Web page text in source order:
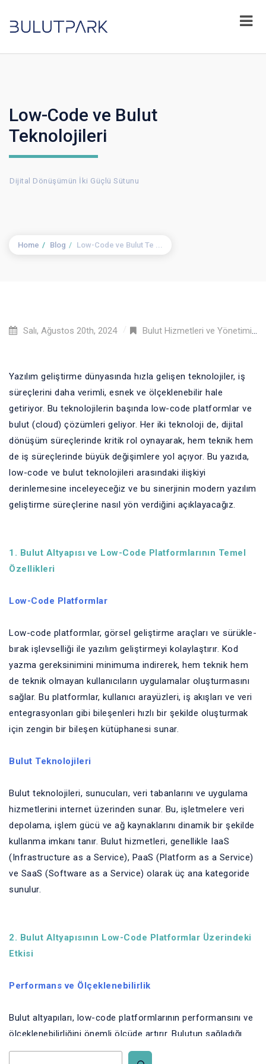
Low-Code ve Bulut
Teknolojileri
Dijital Dönüşümün İki Güçlü Sütunu
Home Blog Low-Code ve Bulut Te ...
Salı, Ağustos 20th, 2024 Bulut Hizmetleri ve Yönetimi,
Yazılım geliştirme dünyasında hızla gelişen teknolojiler, iş
süreçlerini daha verimli, esnek ve ölçeklenebilir hale
getiriyor. Bu teknolojilerin başında low-code platformlar ve
bulut (cloud) çözümleri geliyor. Her iki teknoloji de, dijital
dönüşüm süreçlerinde kritik rol oynayarak, hem teknik hem
de iş süreçlerinde büyük değişimlere yol açıyor. Bu yazıda,
low-code ve bulut teknolojileri arasındaki ilişkiyi
derinlemesine inceleyeceğiz ve bu sinerjinin modern yazılım
geliştirme süreçlerine nasıl yön verdiğini açıklayacağız.
1. Bulut Altyapısı ve Low-Code Platformlarının Temel
Özellikleri
Low-Code Platformlar
Low-code platformlar, görsel geliştirme araçları ve sürükle-
bırak işlevselliği ile yazılım geliştirmeyi kolaylaştırır. Kod
yazma gereksinimini minimuma indirerek, hem teknik hem
de teknik olmayan kullanıcıların uygulamalar oluşturmasını
sağlar. Bu platformlar, kullanıcı arayüzleri, iş akışları ve veri
entegrasyonları gibi bileşenleri hızlı bir şekilde oluşturmak
için zengin bir bileşen kütüphanesi sunar.
Bulut Teknolojileri
Bulut teknolojileri, sunucuları, veri tabanlarını ve uygulama
hizmetlerini internet üzerinden sunar. Bu, işletmelere veri
depolama, işlem gücü ve ağ kaynaklarını dinamik bir şekilde
kullanma imkanı tanır. Bulut hizmetleri, genellikle IaaS
(Infrastructure as a Service), PaaS (Platform as a Service)
ve SaaS (Software as a Service) olarak üç ana kategoride
sunulur.
2. Bulut Altyapısının Low-Code Platformlar Üzerindeki
Etkisi
Performans ve Ölçeklenebilirlik
Bulut altyapıları, low-code platformlarının performansını ve
ölçeklenebilirliğini önemli ölçüde artırır. Bulutun sağladığı
dinamik kaynak yönetimi, uygulamaların taleplere göre